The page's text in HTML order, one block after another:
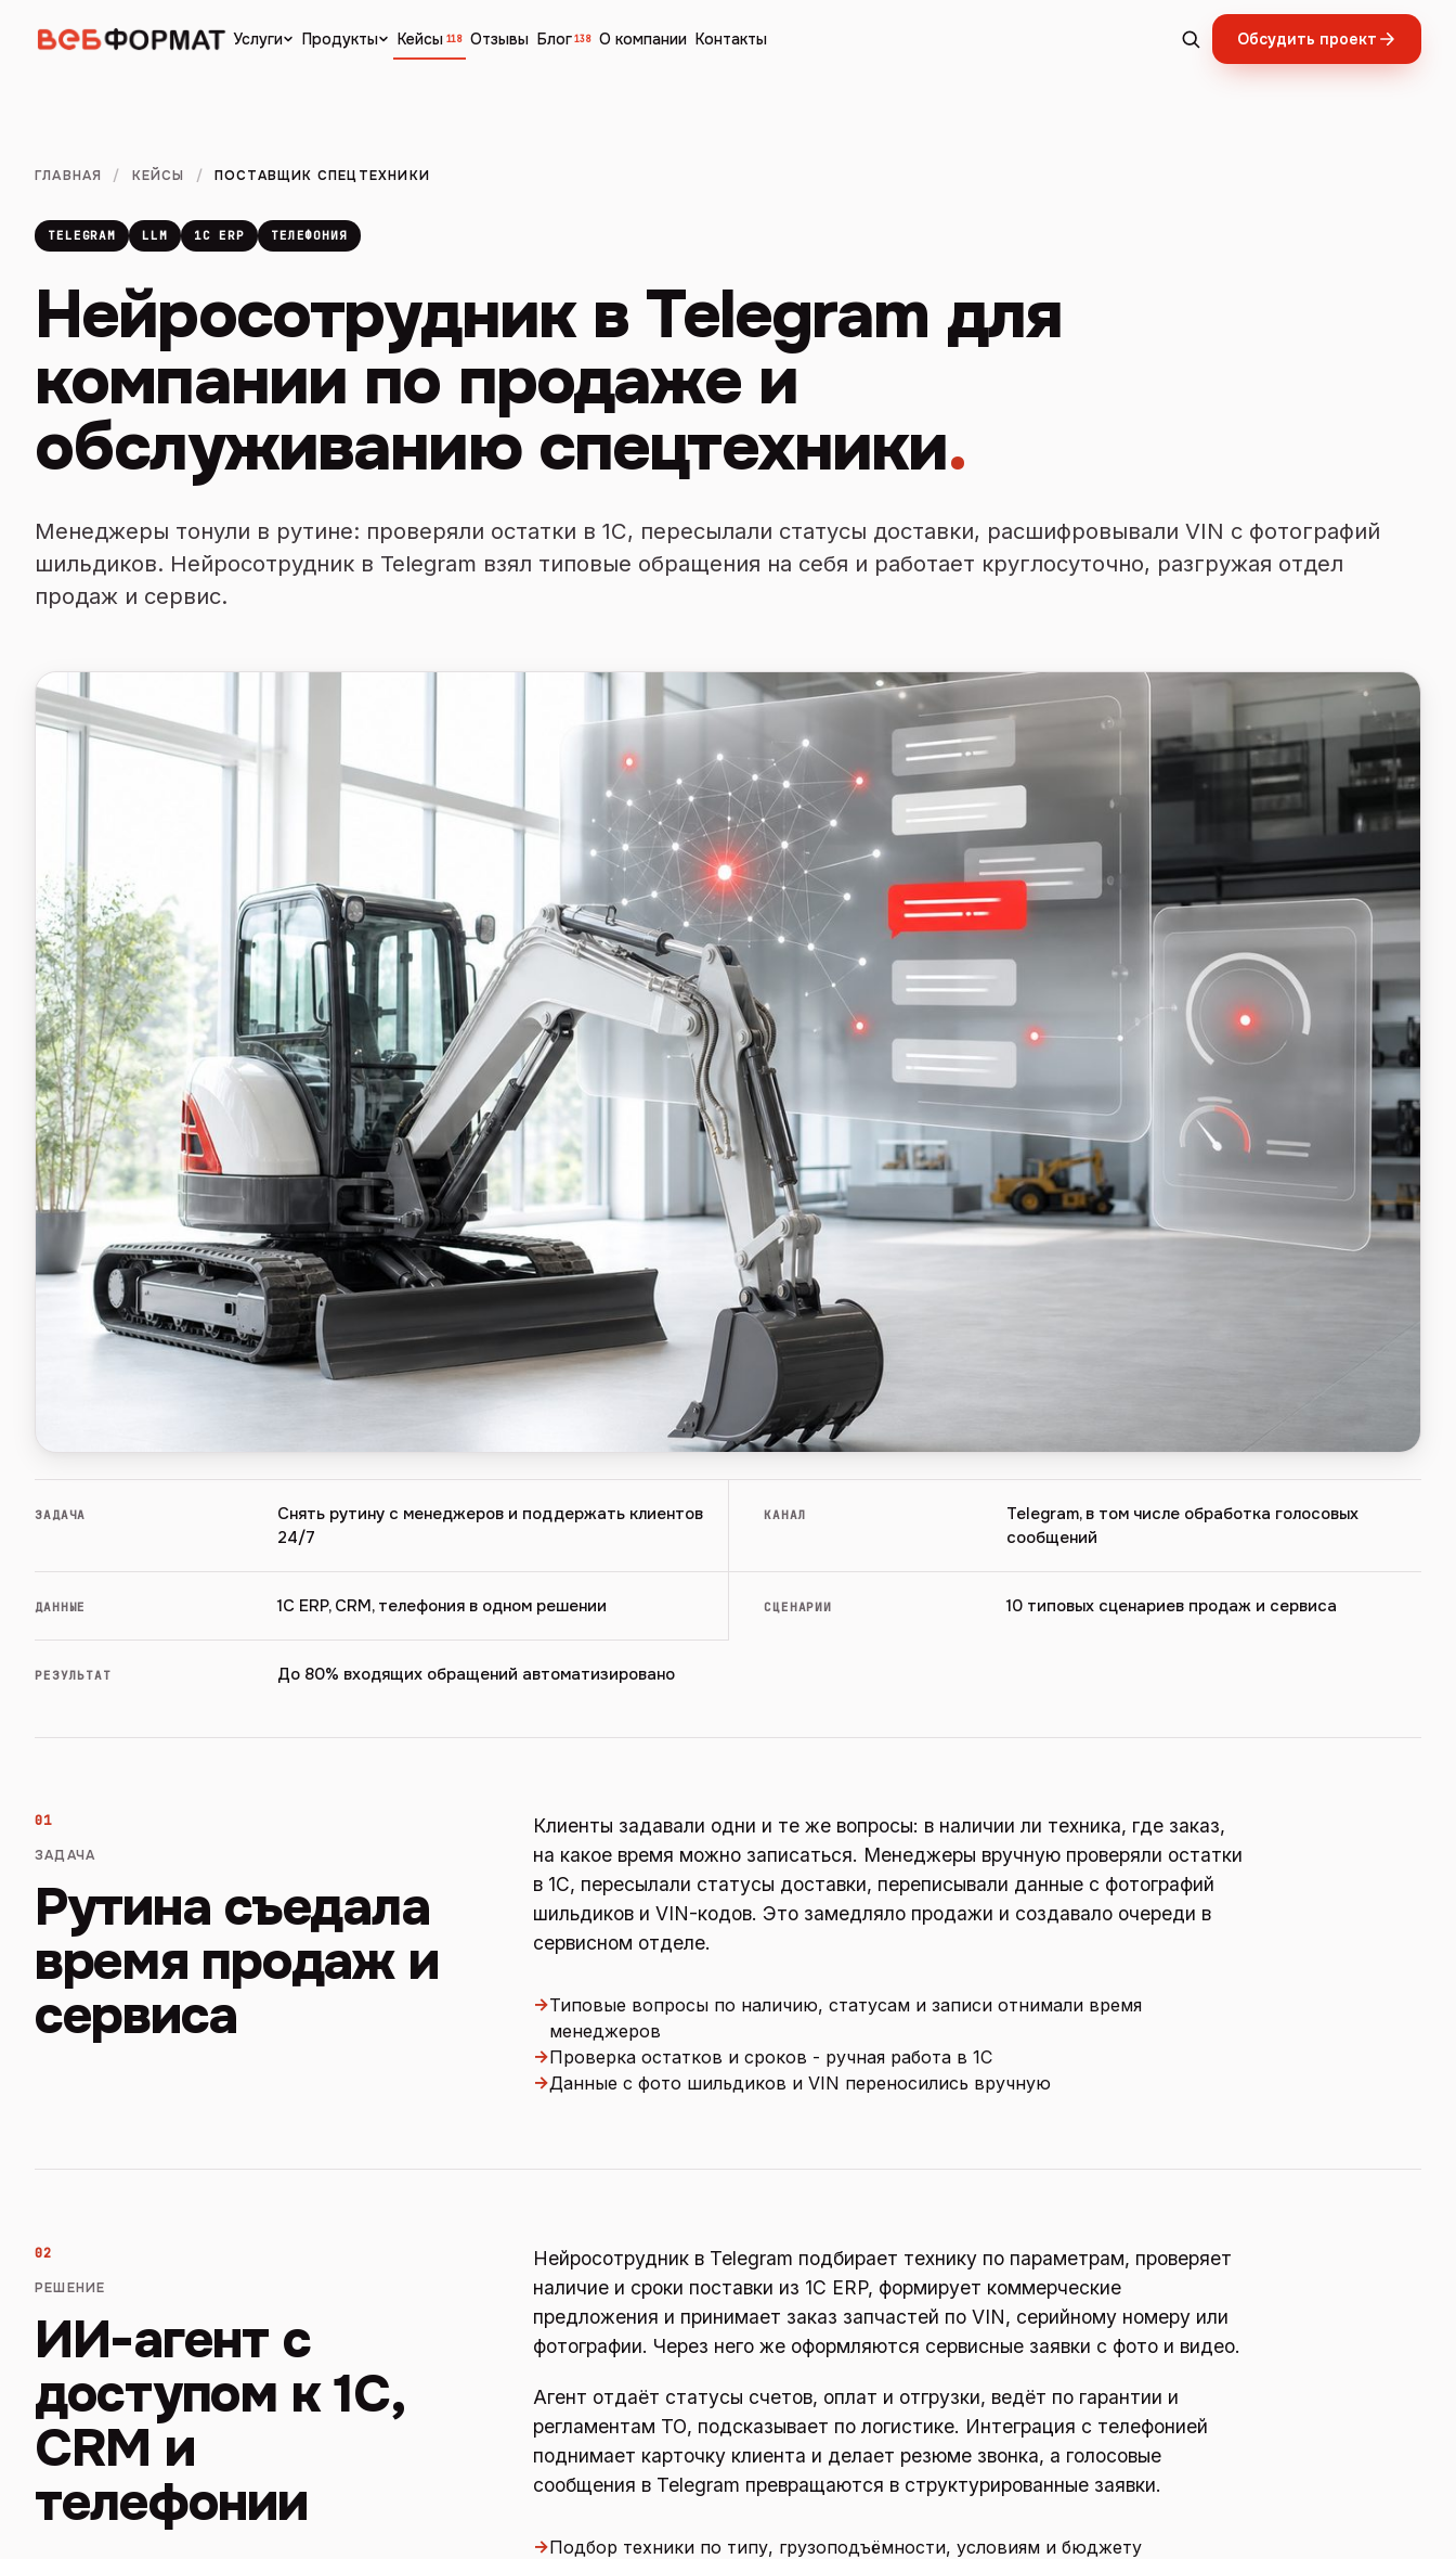
Услуги Продукты Кейсы 118 Отзывы Блог 138 О компании Контакты Обсудить проект
ГЛАВНАЯ / КЕЙСЫ / ПОСТАВЩИК СПЕЦТЕХНИКИ
TELEGRAM LLM 1С ERP ТЕЛЕФОНИЯ
Нейросотрудник в Telegram для
компании по продаже и
обслуживанию спецтехники.
Менеджеры тонули в рутине: проверяли остатки в 1С, пересылали статусы доставки, расшифровывали VIN с фотографий
шильдиков. Нейросотрудник в Telegram взял типовые обращения на себя и работает круглосуточно, разгружая отдел
продаж и сервис.
ЗАДАЧА
Снять рутину с менеджеров и поддержать клиентов
24/7
КАНАЛ
Telegram, в том числе обработка голосовых
сообщений
ДАННЫЕ 1С ERP, CRM, телефония в одном решении СЦЕНАРИИ 10 типовых сценариев продаж и сервиса
РЕЗУЛЬТАТ До 80% входящих обращений автоматизировано
01
ЗАДАЧА
Рутина съедала
время продаж и
сервиса
Клиенты задавали одни и те же вопросы: в наличии ли техника, где заказ,
на какое время можно записаться. Менеджеры вручную проверяли остатки
в 1С, пересылали статусы доставки, переписывали данные с фотографий
шильдиков и VIN-кодов. Это замедляло продажи и создавало очереди в
сервисном отделе.
→Типовые вопросы по наличию, статусам и записи отнимали время
менеджеров
→Проверка остатков и сроков - ручная работа в 1С
→Данные с фото шильдиков и VIN переносились вручную
02
РЕШЕНИЕ
ИИ-агент с
доступом к 1С,
CRM и
телефонии
Нейросотрудник в Telegram подбирает технику по параметрам, проверяет
наличие и сроки поставки из 1С ERP, формирует коммерческие
предложения и принимает заказ запчастей по VIN, серийному номеру или
фотографии. Через него же оформляются сервисные заявки с фото и видео.
Агент отдаёт статусы счетов, оплат и отгрузки, ведёт по гарантии и
регламентам ТО, подсказывает по логистике. Интеграция с телефонией
поднимает карточку клиента и делает резюме звонка, а голосовые
сообщения в Telegram превращаются в структурированные заявки.
→Подбор техники по типу, грузоподъёмности, условиям и бюджету